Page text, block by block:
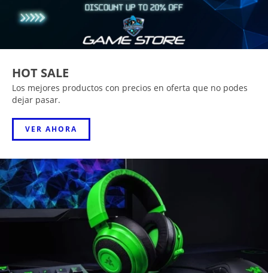
HOT SALE
Los mejores productos con precios en oferta que no podes
dejar pasar.
VER AHORA